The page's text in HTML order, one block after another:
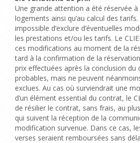
Une grande attention a été réservée
logements ainsi qu’au calcul des
impossible d’exclure d’éventuelles
les prestations et/ou les tarifs. Le
ces modifications au moment de la
tard à la confirmation de la
prix effectuées après la conclusion du
probables, mais ne peuvent
exclues. Au cas où surviendrait une
d’un élément essential du contrat, le
de résilier le contrat, sans frais, au
qui suivent la réception de la
modification survenue. Dans ce cas,
verses seraient remboursées sans